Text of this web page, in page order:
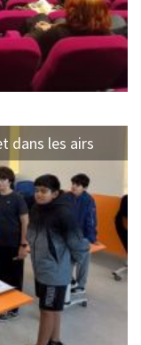
dans les airs